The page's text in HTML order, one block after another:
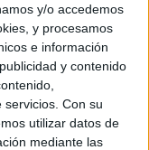
y/o accedemos
y procesamos
e información
y contenido
Con su
utilizar datos de
mediante las
de la Aceituna
ha
nueva
en
el sector que